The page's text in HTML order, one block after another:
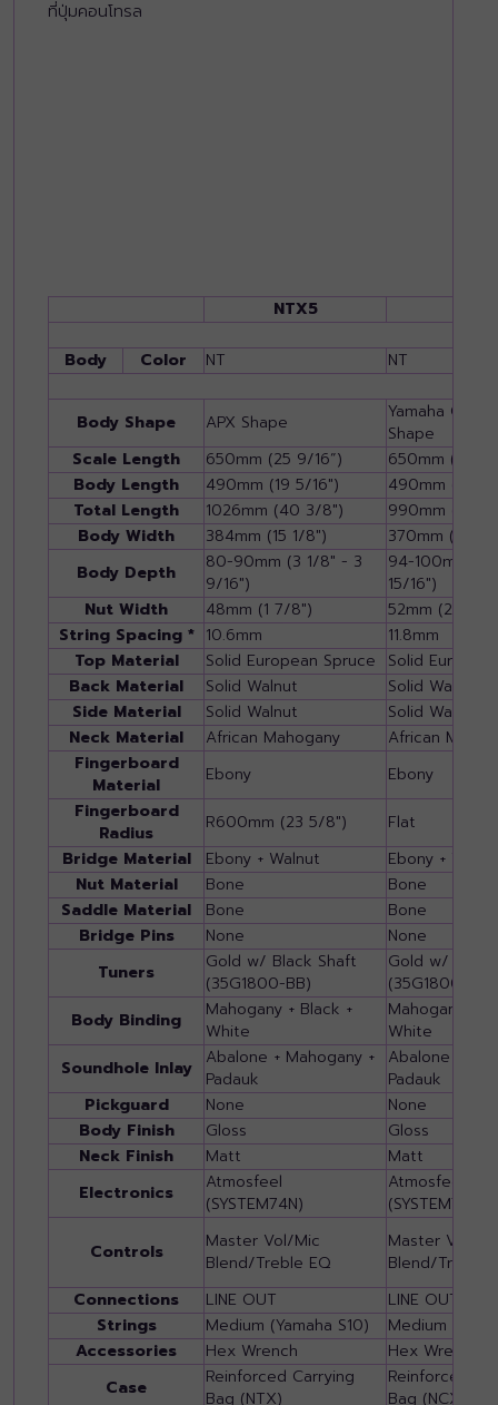
ที่ปุ่มคอนโทรล
NTX5
Body Color NT NT
Body Shape APX Shape
Yamaha CG
Shape
Scale Length
650mm (25 9/16”)
650mm (25 9/
Body Length
490mm (19 5/16")
490mm (19 5/
Total Length
1026mm (40 3/8")
990mm (39")
Body Width
384mm (15 1/8")
370mm (14 9/
Body Depth
80-90mm (3 1/8" - 3
9/16")
94-100mm (3
15/16")
Nut Width
48mm (1 7/8")
52mm (2 1/16")
String Spacing * 10.6mm
11.8mm
Top Material
Solid European Spruce
Solid
Back Material
Solid Walnut
Solid Walnut
Side Material
Solid Walnut
Solid Walnut
Neck Material
African Mahogany
African
Fingerboard
Material
Ebony
Ebony
Fingerboard
Radius
R600mm (23 5/8")
Flat
Bridge Material
Ebony + Walnut
Ebony +
Nut Material
Bone
Bone
Saddle Material
Bone
Bone
Bridge Pins
None
None
Tuners
Gold w/ Black Shaft
(35G1800-BB)
Gold w/
(35G1800-BB)
Body Binding
Mahogany + Black +
White
Mahogany +
White
Soundhole Inlay
Abalone + Mahogany +
Padauk
Abalone +
Padauk
Pickguard
None
None
Body Finish
Gloss
Gloss
Neck Finish
Matt
Matt
Electronics
Atmosfeel
(SYSTEM74N)
Atmosfeel
(SYSTEM74N)
Controls
Master Vol/Mic
Blend/Treble EQ
Master Vol/
Blend/Treble
Connections
LINE OUT
LINE OUT
Strings
Medium (Yamaha S10)
Medium
Accessories
Hex Wrench
Hex Wrench
Case
Reinforced Carrying
Bag (NTX)
Reinforced
Bag (NCX)